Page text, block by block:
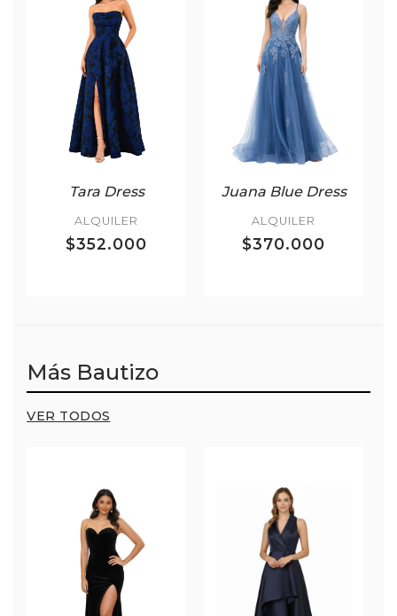
Tara Dress
ALQUILER
$352.000
Juana Blue Dress
ALQUILER
$370.000
Más Bautizo
VER TODOS